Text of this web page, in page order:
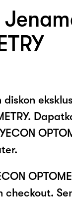
diskon
checkout.